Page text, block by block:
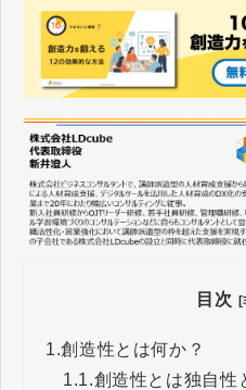
目次
1.創造性とは何か？
1.1.創造性とは独自性